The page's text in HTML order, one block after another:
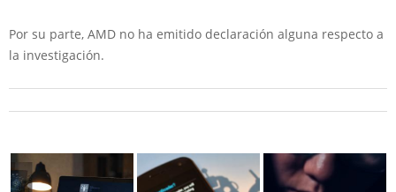
Por su parte, AMD no ha emitido declaración alguna respecto a
la investigación.